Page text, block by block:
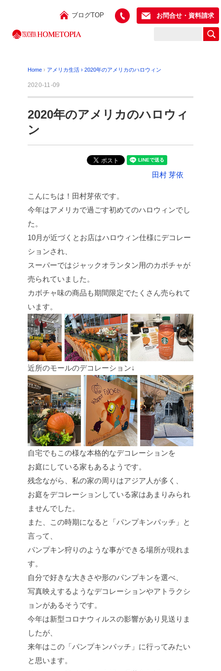
ブログTOP お問合せ・資料請求
Home › アメリカ生活 › 2020年のアメリカのハロウィン
2020-11-09
2020年のアメリカのハロウィ
ン
田村 芽依
こんにちは！田村芽依です。
今年はアメリカで過ごす初めてのハロウィンでし
た。
10月が近づくとお店はハロウィン仕様にデコレー
ションされ、
スーパーではジャックオランタン用のカボチャが
売られていました。
カボチャ味の商品も期間限定でたくさん売られて
います。
近所のモールのデコレーション↓
自宅でもこの様な本格的なデコレーションを
お庭にしている家もあるようです。
残念ながら、私の家の周りはアジア人が多く、
お庭をデコレーションしている家はあまりみられ
ませんでした。
また、この時期になると「パンプキンパッチ」と
言って、
パンプキン狩りのような事ができる場所が現れま
す。
自分で好きな大きさや形のパンプキンを選べ、
写真映えするようなデコレーションやアトラクシ
ョンがあるそうです。
今年は新型コロナウィルスの影響があり見送りま
したが、
来年はこの「パンプキンパッチ」に行ってみたい
と思います。